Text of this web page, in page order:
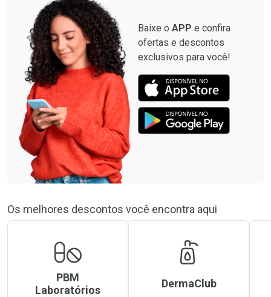
Baixe o APP e confira
ofertas e descontos
exclusivos para você!
Os melhores descontos você encontra aqui
PBM
Laboratórios
DermaClub